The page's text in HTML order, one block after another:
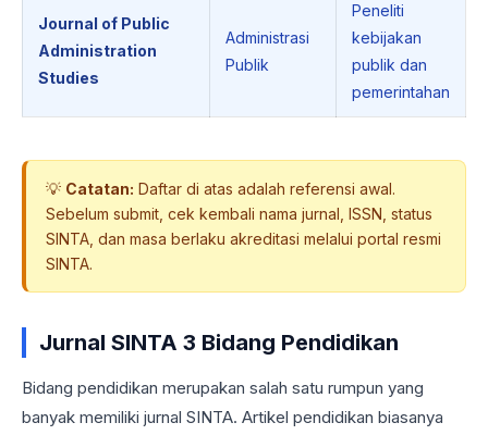
Journal of Public
Administration
Studies
Administrasi
Publik
Peneliti
kebijakan
publik dan
pemerintahan
💡 Catatan: Daftar di atas adalah referensi awal.
Sebelum submit, cek kembali nama jurnal, ISSN, status
SINTA, dan masa berlaku akreditasi melalui portal resmi
SINTA.
Jurnal SINTA 3 Bidang Pendidikan
Bidang pendidikan merupakan salah satu rumpun yang
banyak memiliki jurnal SINTA. Artikel pendidikan biasanya